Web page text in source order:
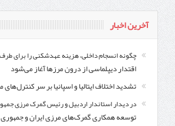
آخرین اخبار
چگونه انسجام داخلی، هزینه عهدشکنی را برای
اقتدار دیپلماسی از درون مرزها آغاز می‌شود
تشدید اختلاف ایتالیا و اسپانیا بر سر
در دیدار استاندار اردبیل و رئیس گمرک مرزی
توسعه همکاری گمرک‌های مرزی ایران و